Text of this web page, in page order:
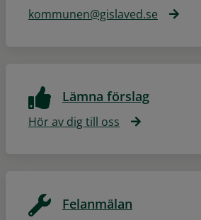
kommunen@gislaved.se
Lämna förslag
Hör av dig till oss
Felanmälan